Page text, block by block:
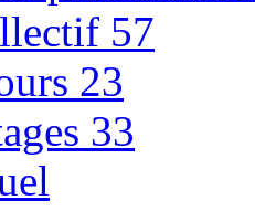
57
23
33